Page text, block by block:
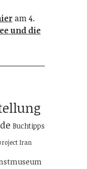
am 4.
und die
Buchtipps
Iran